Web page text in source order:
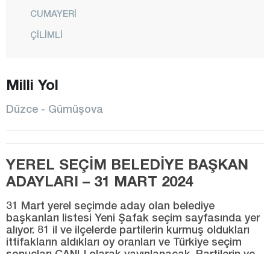
CUMAYERİ
ÇİLİMLİ
GÜMÜŞOVA
KAYNAŞLI
YIĞILCA
Edirne
Elazığ
Erzincan
Erzurum
Eskişehir
Milli Yol
Düzce - Gümüşova
YEREL SEÇİM BELEDİYE BAŞKAN
ADAYLARI – 31 MART 2024
31 Mart yerel seçimde aday olan belediye
başkanları listesi Yeni Şafak seçim sayfasında yer
alıyor. 81 il ve ilçelerde partilerin kurmuş oldukları
ittifakların aldıkları oy oranları ve Türkiye seçim